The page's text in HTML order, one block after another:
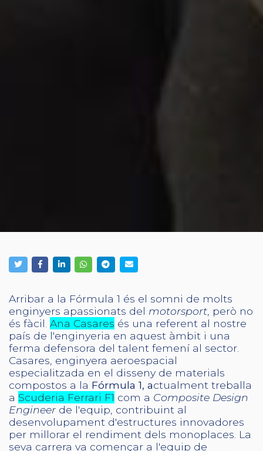
Arribar a la Fórmula 1 és el somni de molts
enginyers apassionats del motorsport , però no
és fàcil. Ana Casares és una referent al nostre
país de l'enginyeria en aquest àmbit i una
ferma defensora del talent femení al sector.
Casares, enginyera aeroespacial
especialitzada en el disseny de materials
compostos a la Fórmula 1, actualment treballa
a Scuderia Ferrari F1 com a Composite Design
Engineer de l'equip, contribuint al
desenvolupament d'estructures innovadores
per millorar el rendiment dels monoplaces. La
seva carrera va començar a l'equip de